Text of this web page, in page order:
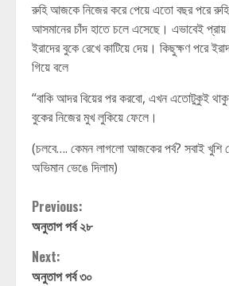
রুহি আজকে নিজের করে পেয়ে এতো বছর পরে
আসমানের চাঁদ হাতে চলে এসেছে। এভাবেই প্রায়
ইরাদের বুকে রেখে কাটিয়ে দেয়। কিছুক্ষণ পরে
গিয়ে বলে
“বাকি আদর বিয়ের পর করবো, এখন এতোটুকুই
বুকের নিজের মুখ লুকিয়ে ফেলে।
(চলবে…. কেমন লাগলো আজকের পর্ব? সবাই খুশি
অভিমান ভেঙে দিলাম)
Continue
Reading
Previous:
অনুতাপ পর্ব ২৮
Next:
অনুতাপ পর্ব ৩০